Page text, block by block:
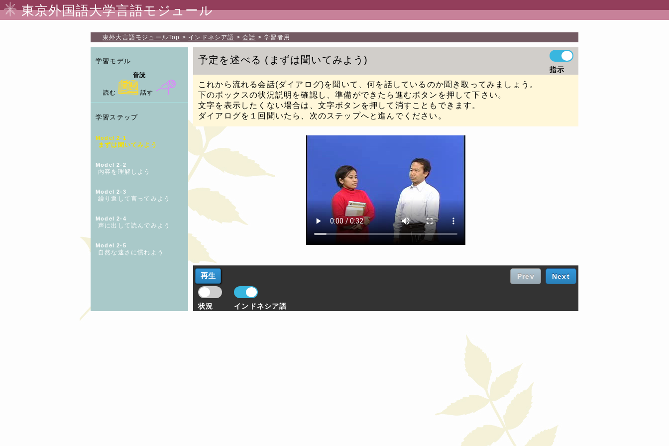
東京外国語大学言語モジュール
東外大言語モジュールTop インドネシア語 会話 学習者用
学習モデル
音読
読む 話す
学習ステップ
Model 2-1
まずは聞いてみよう
Model 2-2
内容を理解しよう
Model 2-3
繰り返して言ってみよう
Model 2-4
声に出して読んでみよう
Model 2-5
自然な速さに慣れよう
予定を述べる まずは聞いてみよう
指示
これから流れる会話(ダイアログ)を聞いて、何を話しているのか聞き取ってみましょう。
下のボックスの状況説明を確認し、準備ができたら進むボタンを押して下さい。
文字を表示したくない場合は、文字ボタンを押して消すこともできます。
ダイアログを１回聞いたら、次のステップへと進んでください。
状況 インドネシア語
Prev Next